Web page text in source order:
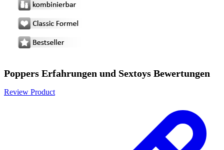
Poppers Erfahrungen und Sextoys Bewertungen
Review Product